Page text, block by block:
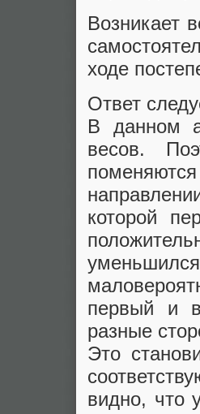
Возникает
ходе
Ответ
В данном
весов.
которой
первый и
разные
Это
видно, что